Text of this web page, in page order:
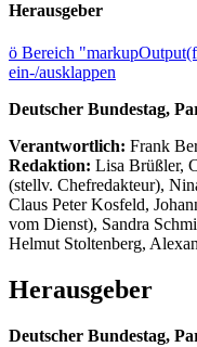
Herausgeber
ö Bereich
ein-/ausklappen
Deutscher Bundestag,
Verantwortlich: Frank
Redaktion: Lisa Brüßler,
(stellv. Chefredakteur),
Claus Peter Kosfeld,
vom Dienst), Sandra
Helmut Stoltenberg,
Herausgeber
Deutscher Bundestag,